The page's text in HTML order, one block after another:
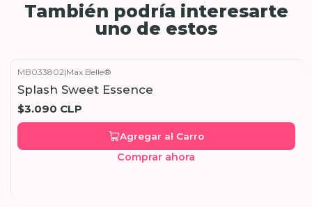
También podría interesarte
uno de estos
MB033802|Max Belle®
Splash Sweet Essence
$3.090 CLP
Agregar al Carro
Comprar ahora